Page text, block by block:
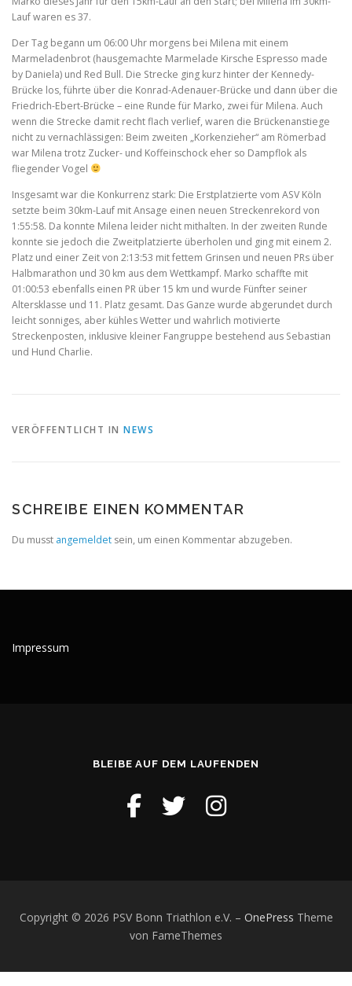
Lauf waren es 37.
Der Tag begann um 06:00 Uhr morgens bei Milena mit einem
Marmeladenbrot (hausgemachte Marmelade Kirsche Espresso made
by Daniela) und Red Bull. Die Strecke ging kurz hinter der Kennedy-
Brücke los, führte über die Konrad-Adenauer-Brücke und dann über die
Friedrich-Ebert-Brücke – eine Runde für Marko, zwei für Milena. Auch
wenn die Strecke damit recht flach verlief, waren die Brückenanstiege
nicht zu vernachlässigen: Beim zweiten „Korkenzieher“ am Römerbad
war Milena trotz Zucker- und Koffeinschock eher so Dampflok als
fliegender Vogel
Insgesamt war die Konkurrenz stark: Die Erstplatzierte vom ASV Köln
setzte beim 30km-Lauf mit Ansage einen neuen Streckenrekord von
1:55:58. Da konnte Milena leider nicht mithalten. In der zweiten Runde
konnte sie jedoch die Zweitplatzierte überholen und ging mit einem 2.
Platz und einer Zeit von 2:13:53 mit fettem Grinsen und neuen PRs über
Halbmarathon und 30 km aus dem Wettkampf. Marko schaffte mit
01:00:53 ebenfalls einen PR über 15 km und wurde Fünfter seiner
Altersklasse und 11. Platz gesamt. Das Ganze wurde abgerundet durch
leicht sonniges, aber kühles Wetter und wahrlich motivierte
Streckenposten, inklusive kleiner Fangruppe bestehend aus Sebastian
und Hund Charlie.
VERÖFFENTLICHT IN NEWS
SCHREIBE EINEN KOMMENTAR
Du musst angemeldet sein, um einen Kommentar abzugeben.
Impressum
BLEIBE AUF DEM LAUFENDEN
Copyright © 2026 PSV Bonn Triathlon e.V. – OnePress Theme
von FameThemes